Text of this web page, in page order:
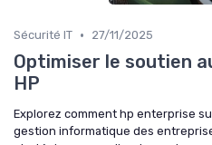
Sécurité IT • 27/11/2025
Optimiser le soutien
HP
Explorez comment hp enterprise
gestion informatique des